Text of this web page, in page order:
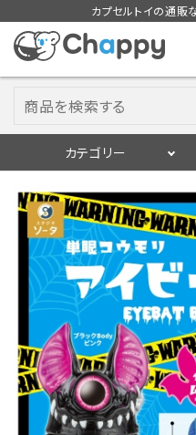
カプセルトイの通販
カテゴリー
ログイン
入荷スケジュー
カプセルトイマシン本
カプセルトイ
販促用空カプセル